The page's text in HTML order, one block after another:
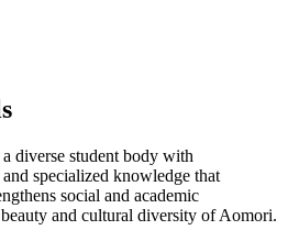
diverse student body with
specialized knowledge that
social and academic
and cultural diversity of Aomori.